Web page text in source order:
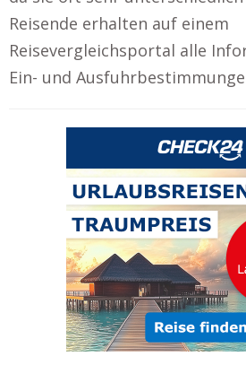
Reisende erhalten auf einem
Reisevergleichsportal alle
Ein- und